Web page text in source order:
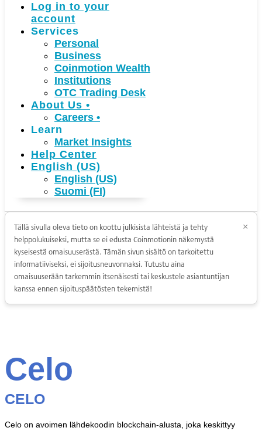
Log in to your
account
Services
Personal
Business
Coinmotion Wealth
Institutions
OTC Trading Desk
About Us •
Careers •
Learn
Market Insights
Help Center
English (US)
English (US)
Suomi (FI)
Tällä sivulla oleva tieto on koottu julkisista lähteistä ja tehty
helppolukuiseksi, mutta se ei edusta Coinmotionin näkemystä
kyseisestä omaisuuserästä. Tämän sivun sisältö on tarkoitettu
informatiiviseksi, ei sijoitusneuvonnaksi. Tutustu aina
omaisuuserään tarkemmin itsenäisesti tai keskustele asiantuntijan
kanssa ennen sijoituspäätösten tekemistä!
×
Celo
CELO
Celo on avoimen lähdekoodin blockchain-alusta, joka keskittyy